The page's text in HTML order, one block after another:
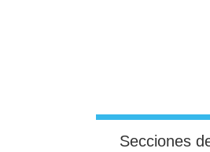
Secciones